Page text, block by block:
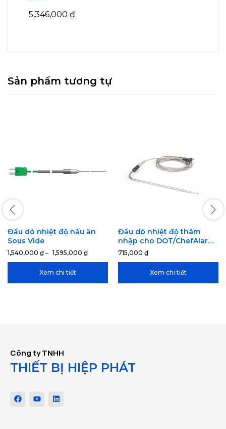
5,346,000 ₫
Sản phẩm tương tự
Đầu dò nhiệt độ nấu ăn
Sous Vide
1,540,000 ₫– 1,595,000 ₫
Xem chi tiết
Đầu dò nhiệt độ thâm
nhập cho DOT/ChefAlarm
– 810-071
715,000 ₫
Xem chi tiết
Công ty TNHH
THIẾT BỊ HIỆP PHÁT